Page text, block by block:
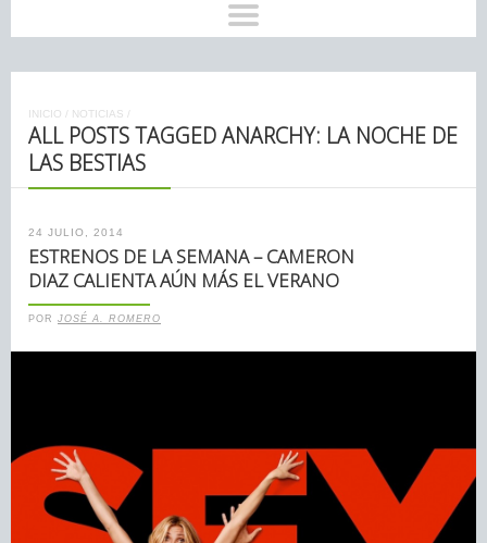
INICIO / NOTICIAS /
ALL POSTS TAGGED ANARCHY: LA NOCHE DE
LAS BESTIAS
24 JULIO, 2014
ESTRENOS DE LA SEMANA – CAMERON
DIAZ CALIENTA AÚN MÁS EL VERANO
POR JOSÉ A. ROMERO